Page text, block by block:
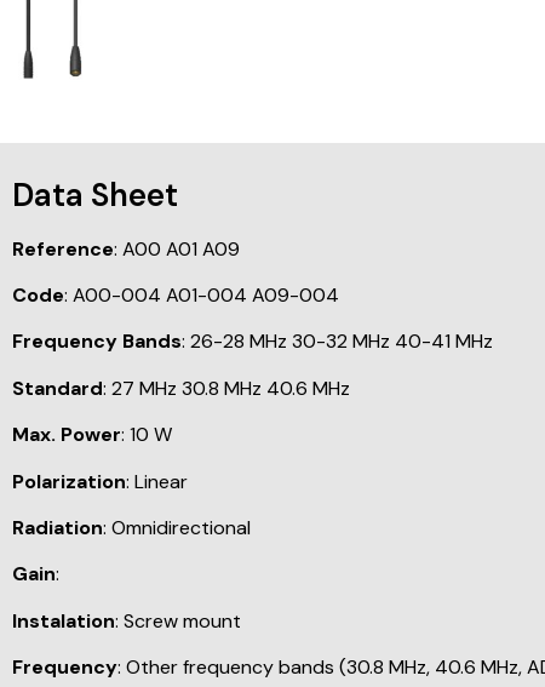
Data Sheet
Reference: A00 A01 A09
Code: A00-004 A01-004 A09-004
Frequency Bands: 26-28 MHz 30-32 MHz 40-41 MHz
Standard: 27 MHz 30.8 MHz 40.6 MHz
Max. Power: 10 W
Polarization: Linear
Radiation: Omnidirectional
Gain:
Instalation: Screw mount
Frequency: Other frequency bands (30.8 MHz, 40.6 MHz,